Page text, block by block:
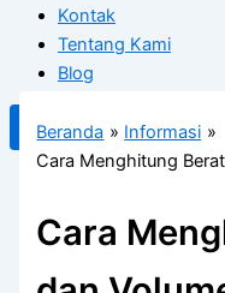
Kontak
Tentang Kami
Blog
X
Beranda
Informasi
Cara Menghitung
Cara